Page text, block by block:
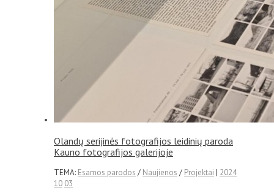
Olandų serijinės fotografijos leidinių paroda
Kauno fotografijos galerijoje
TEMA: Esamos parodos / Naujienos / Projektai | 2024
10 03